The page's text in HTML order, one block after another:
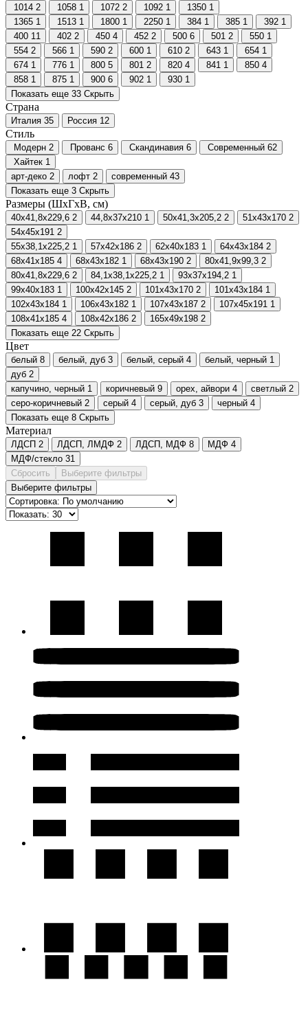
1014 2 1058 1 1072 2 1092 1 1350 1
1365 1 1513 1 1800 1 2250 1 384 1 385 1 392 1
400 11 402 2 450 4 452 2 500 6 501 2 550 1
554 2 566 1 590 2 600 1 610 2 643 1 654 1
674 1 776 1 800 5 801 2 820 4 841 1 850 4
858 1 875 1 900 6 902 1 930 1
Показать еще 33 Скрыть
Страна
Италия 35 Россия 12
Стиль
Модерн 2 Прованс 6 Скандинавия 6 Современный 62
Хайтек 1
арт-деко 2 лофт 2 современный 43
Показать еще 3 Скрыть
Размеры (ШхГхВ, см)
40х41,8х229,6 2 44,8х37х210 1 50х41,3х205,2 2 51х43х170 2
54х45х191 2
55х38,1х225,2 1 57х42х186 2 62х40х183 1 64х43х184 2
68x41х185 4 68х43х182 1 68х43х190 2 80х41,9х99,3 2
80х41,8х229,6 2 84,1х38,1х225,2 1 93х37х194,2 1
99х40х183 1 100х42х145 2 101х43х170 2 101х43х184 1
102х43х184 1 106х43х182 1 107х43х187 2 107х45х191 1
108х41х185 4 108х42х186 2 165х49х198 2
Показать еще 22 Скрыть
Цвет
белый 8 белый, дуб 3 белый, серый 4 белый, черный 1
дуб 2
капучино, черный 1 коричневый 9 орех, айвори 4 светлый 2
серо-коричневый 2 серый 4 серый, дуб 3 черный 4
Показать еще 8 Скрыть
Материал
ЛДСП 2 ЛДСП, ЛМДФ 2 ЛДСП, МДФ 8 МДФ 4
МДФ/стекло 31
Сбросить
Выберите фильтры
Выберите фильтры